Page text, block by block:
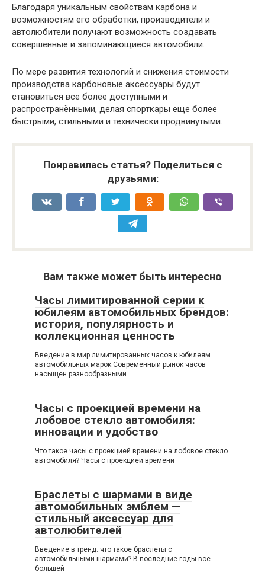
Благодаря уникальным свойствам карбона и
возможностям его обработки, производители и
автолюбители получают возможность создавать
совершенные и запоминающиеся автомобили.
По мере развития технологий и снижения стоимости
производства карбоновые аксессуары будут
становиться все более доступными и
распространёнными, делая спорткары еще более
быстрыми, стильными и технически продвинутыми.
Понравилась статья? Поделиться с
друзьями:
Вам также может быть интересно
Часы лимитированной серии к
юбилеям автомобильных брендов:
история, популярность и
коллекционная ценность
Введение в мир лимитированных часов к юбилеям
автомобильных марок Современный рынок часов
насыщен разнообразными
Часы с проекцией времени на
лобовое стекло автомобиля:
инновации и удобство
Что такое часы с проекцией времени на лобовое стекло
автомобиля? Часы с проекцией времени
Браслеты с шармами в виде
автомобильных эмблем —
стильный аксессуар для
автолюбителей
Введение в тренд: что такое браслеты с
автомобильными шармами? В последние годы все
большей